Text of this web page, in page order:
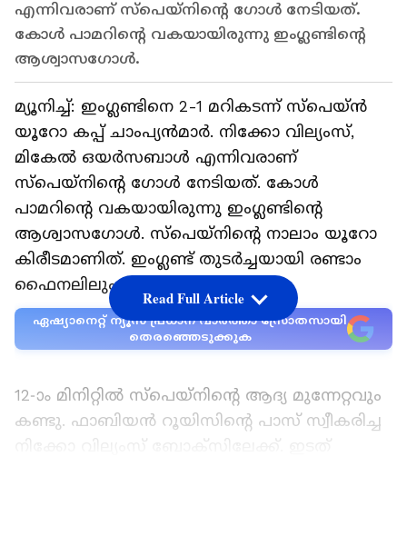
എന്നിവരാണ് സ്‌പെയ്‌നിന്റെ ഗോള്‍ നേടിയത്.
കോള്‍ പാമറിന്റെ വകയായിരുന്നു ഇംഗ്ലണ്ടിന്റെ
ആശ്വാസഗോള്‍.
മ്യൂനിച്ച്: ഇംഗ്ലണ്ടിനെ 2-1 മറികടന്ന് സ്‌പെയ്ന്‍
യൂറോ കപ്പ് ചാംപ്യന്‍മാര്‍. നിക്കോ വില്യംസ്,
മികേല്‍ ഒയര്‍സബാള്‍ എന്നിവരാണ്
സ്‌പെയ്‌നിന്റെ ഗോള്‍ നേടിയത്. കോള്‍
പാമറിന്റെ വകയായിരുന്നു ഇംഗ്ലണ്ടിന്റെ
ആശ്വാസഗോള്‍. സ്‌പെയ്‌നിന്റെ നാലാം യൂറോ
കിരീടമാണിത്. ഇംഗ്ലണ്ട് തുടര്‍ച്ചയായി രണ്ടാം
ഫൈനലിലും തോല്‍വി അറിഞ്ഞു.
ഏഷ്യാനെറ്റ് ന്യൂസ് പ്രധാന വാർത്താ സ്രോതസായി
തെരഞ്ഞെടുക്കുക
12-ാം മിനിറ്റില്‍ സ്‌പെയ്‌നിന്റെ ആദ്യ മുന്നേറ്റവും
കണ്ടു. ഫാബിയന്‍ റൂയിസിന്റെ പാസ് സ്വീകരിച്ച
Read Full Article